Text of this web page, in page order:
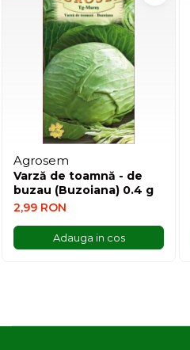
Agrosem
Varză de toamnă - de
buzau (Buzoiana) 0.4 g
2,99 RON
Adauga in cos